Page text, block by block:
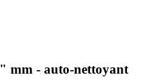
mm - auto-nettoyant